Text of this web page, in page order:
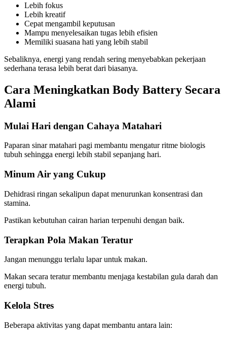
Lebih fokus
Lebih kreatif
Cepat mengambil keputusan
Mampu menyelesaikan tugas lebih efisien
Memiliki suasana hati yang lebih stabil
Sebaliknya, energi yang rendah sering menyebabkan pekerjaan
sederhana terasa lebih berat dari biasanya.
Cara Meningkatkan Body Battery Secara
Alami
Mulai Hari dengan Cahaya Matahari
Paparan sinar matahari pagi membantu mengatur ritme biologis
tubuh sehingga energi lebih stabil sepanjang hari.
Minum Air yang Cukup
Dehidrasi ringan sekalipun dapat menurunkan konsentrasi dan
stamina.
Pastikan kebutuhan cairan harian terpenuhi dengan baik.
Terapkan Pola Makan Teratur
Jangan menunggu terlalu lapar untuk makan.
Makan secara teratur membantu menjaga kestabilan gula darah dan
energi tubuh.
Kelola Stres
Beberapa aktivitas yang dapat membantu antara lain: